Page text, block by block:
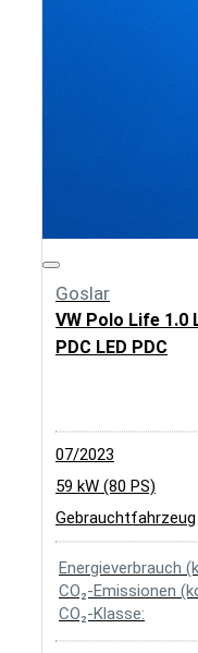
Goslar
VW Polo Life 1.0
PDC LED PDC
07/2023
59 kW (80 PS)
Gebrauchtfahrzeug
Energieverbrauch
CO₂-Emissionen
CO₂-Klasse: